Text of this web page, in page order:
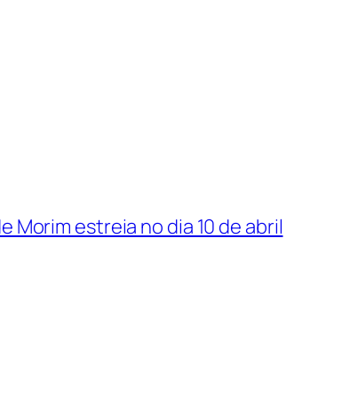
Morim estreia no dia 10 de abril